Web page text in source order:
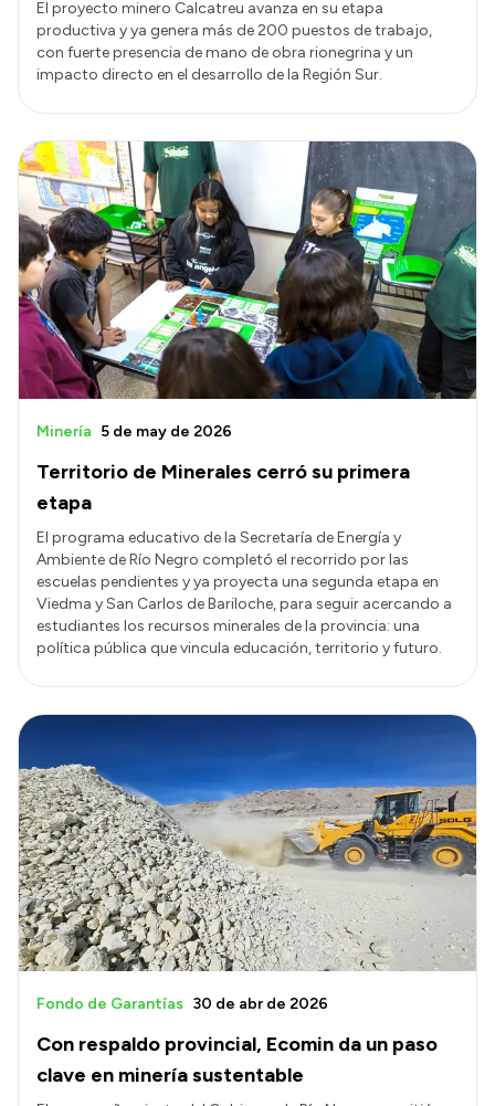
El proyecto minero Calcatreu avanza en su etapa
productiva y ya genera más de 200 puestos de trabajo,
con fuerte presencia de mano de obra rionegrina y un
impacto directo en el desarrollo de la Región Sur.
Territorio de Minerales cerró su primera
etapa
Minería 5 de may de 2026
El programa educativo de la Secretaría de Energía y
Ambiente de Río Negro completó el recorrido por las
escuelas pendientes y ya proyecta una segunda etapa en
Viedma y San Carlos de Bariloche, para seguir acercando a
estudiantes los recursos minerales de la provincia: una
política pública que vincula educación, territorio y futuro.
Con respaldo provincial, Ecomin da un paso
clave en minería sustentable
Fondo de Garantías 30 de abr de 2026